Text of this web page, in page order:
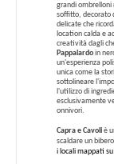
grandi ombrelloni
soffitto, decorato
delicate che
location calda e
creatività dagli
Pappalardo in
un'esperienza
unica come la
sottolineare
l'utilizzo di
esclusivamente
onnivori.
Capra e Cavoli è
scaldare un
i locali mappati su